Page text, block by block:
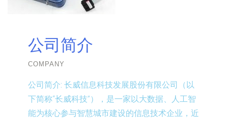
公司简介
COMPANY
公司简介: 长威信息科技发展股份有限公司（以
下简称“长威科技”），是一家以大数据、人工智
能为核心参与智慧城市建设的信息技术企业，近